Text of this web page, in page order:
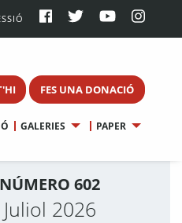
FES UNA DONACIÓ
GALERIES PAPER
NÚMERO 602
Juliol 2026